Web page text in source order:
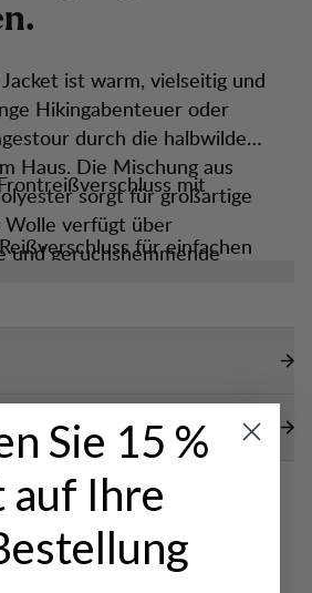
ist warm, vielseitig und
Hikingabenteuer oder
durch die halbwilde
Haus. Die Mischung aus
sorgt für großartige
Wolle verfügt über
und geruchshemmende
Polyester für
mit
für einfachen
Bund.
Sie 15 %
auf Ihre